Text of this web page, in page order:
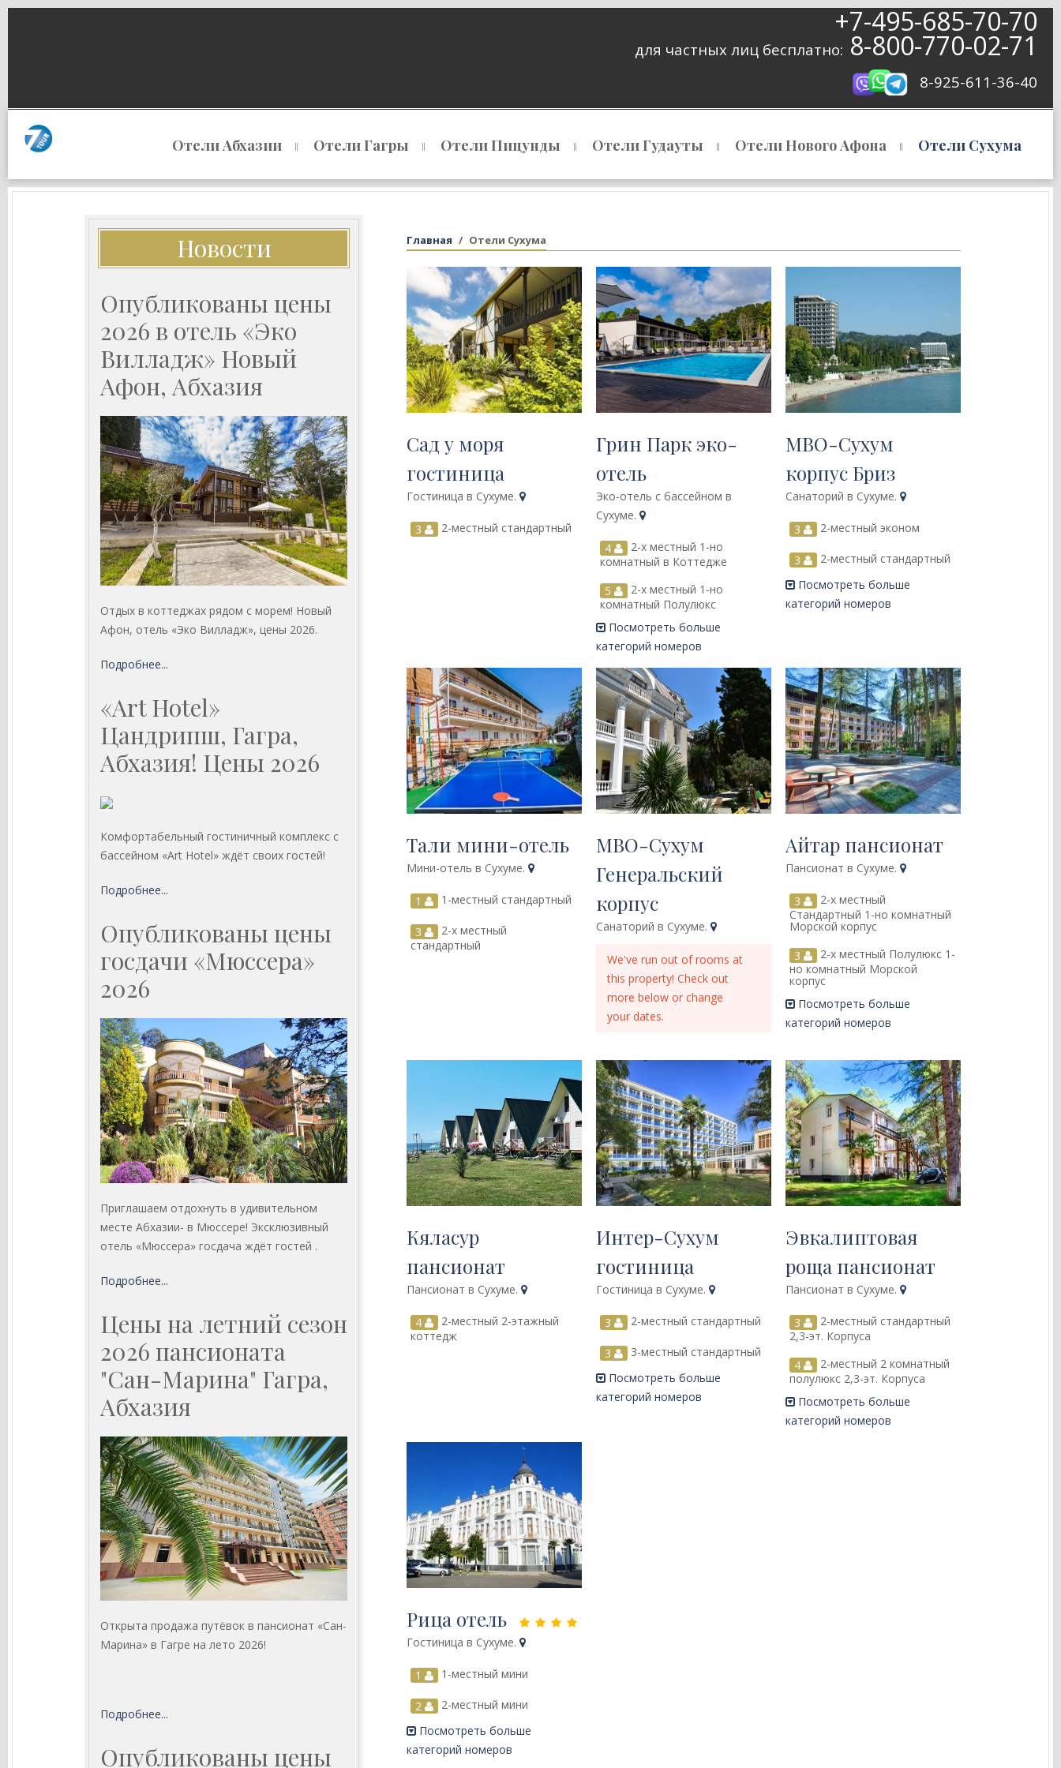
+7-495-685-70-70
для частных лиц бесплатно: 8-800-770-02-71
8-925-611-36-40
Отели Абхазии Отели Гагры Отели Пицунды Отели Гудауты Отели Нового Афона Отели Сухума
Главная Отели Сухума
Сад у моря
гостиница
Гостиница в Сухуме.
3 2-местный стандартный
Грин Парк эко-
отель
Эко-отель с бассейном в
Сухуме.
4
2-х местный 1-но
комнатный в Коттедже
5
2-х местный 1-но
комнатный Полулюкс
Посмотреть больше
категорий номеров
МВО-Сухум
корпус Бриз
Санаторий в Сухуме.
3 2-местный эконом
3
2-местный стандартный
Посмотреть больше
категорий номеров
Тали мини-отель
Мини-отель в Сухуме.
1 1-местный стандартный
3
2-х местный
стандартный
МВО-Сухум
Генеральский
корпус
Санаторий в Сухуме.
We've run out of rooms at
this property! Check out
more below or change
your dates.
Айтар пансионат
Пансионат в Сухуме.
3
2-х местный
Стандартный 1-но комнатный
Морской корпус
3
2-х местный Полулюкс 1-
но комнатный Морской
корпус
Посмотреть больше
категорий номеров
Кяласур
пансионат
Пансионат в Сухуме.
4
2-местный 2-этажный
коттедж
Интер-Сухум
гостиница
Гостиница в Сухуме.
3 2-местный стандартный
3
3-местный стандартный
Посмотреть больше
категорий номеров
Эвкалиптовая
роща пансионат
Пансионат в Сухуме.
3
2-местный стандартный
2,3-эт. Корпуса
4
2-местный 2 комнатный
полулюкс 2,3-эт. Корпуса
Посмотреть больше
категорий номеров
Рица отель
Гостиница в Сухуме.
1 1-местный мини
2
2-местный мини
Посмотреть больше
категорий номеров
Новости
Опубликованы цены
2026 в отель «Эко
Вилладж» Новый
Афон, Абхазия
Отдых в коттеджах рядом с морем! Новый
Афон, отель «Эко Вилладж», цены 2026.
Подробнее...
«Art Hotel»
Цандрипш, Гагра,
Абхазия! Цены 2026
Комфортабельный гостиничный комплекс с
бассейном «Art Hotel» ждёт своих гостей!
Подробнее...
Опубликованы цены
госдачи «Мюссера»
2026
Приглашаем отдохнуть в удивительном
месте Абхазии- в Мюссере! Эксклюзивный
отель «Мюссера» госдача ждёт гостей .
Подробнее...
Цены на летний сезон
2026 пансионата
"Сан-Марина" Гагра,
Абхазия
Открыта продажа путёвок в пансионат «Сан-
Марина» в Гагре на лето 2026!
Подробнее...
Опубликованы цены